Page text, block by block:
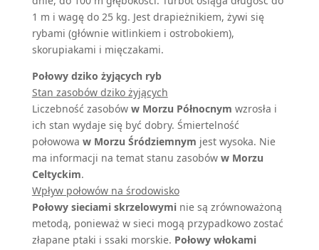
1 m i wagę do 25 kg. Jest drapieżnikiem, żywi się
rybami (głównie witlinkiem i ostrobokiem),
skorupiakami i mięczakami.
Połowy dziko żyjących ryb
Stan zasobów dziko żyjących
Liczebność zasobów w Morzu Północnym wzrosła i
ich stan wydaje się być dobry. Śmiertelność
połowowa w Morzu Śródziemnym jest wysoka. Nie
ma informacji na temat stanu zasobów w Morzu
Celtyckim.
Wpływ połowów na środowisko
Połowy sieciami skrzelowyminie są zrównoważoną
metodą, ponieważ w sieci mogą przypadkowo zostać
złapane ptaki i ssaki morskie. Połowy włokami